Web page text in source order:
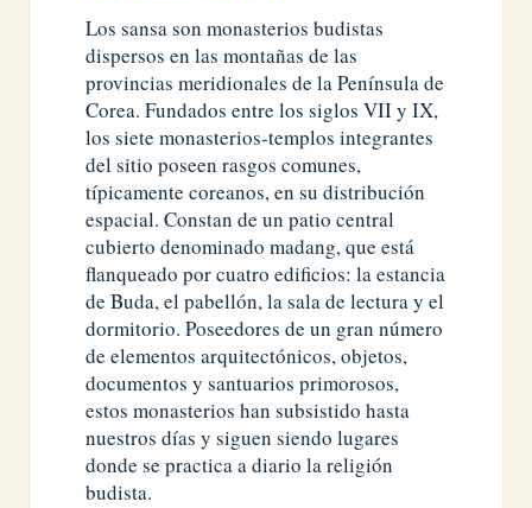
Los sansa son monasterios budistas
dispersos en las montañas de las
provincias meridionales de la Península de
Corea. Fundados entre los siglos VII y IX,
los siete monasterios-templos integrantes
del sitio poseen rasgos comunes,
típicamente coreanos, en su distribución
espacial. Constan de un patio central
cubierto denominado madang, que está
flanqueado por cuatro edificios: la estancia
de Buda, el pabellón, la sala de lectura y el
dormitorio. Poseedores de un gran número
de elementos arquitectónicos, objetos,
documentos y santuarios primorosos,
estos monasterios han subsistido hasta
nuestros días y siguen siendo lugares
donde se practica a diario la religión
budista.